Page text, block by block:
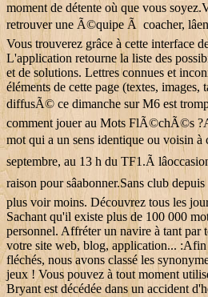
moment de détente où que vous
retrouver une Ã©quipe Ã coacher,
Vous trouverez grâce à cette interface
L'application retourne la liste des
et de solutions. Lettres connues et
éléments de cette page (textes,
diffusÃ© ce dimanche sur M6 est
comment jouer au Mots FlÃ©chÃ©s
mot qui a un sens identique ou voisin à
septembre, au 13 h du TF1.Ã
raison pour sâabonner.Sans club
plus voir moins. Découvrez tous les
Sachant qu'il existe plus de 100 000
personnel. Affréter un navire à tant par
votre site web, blog, application... :Afin
fléchés, nous avons classé les
jeux ! Vous pouvez à tout moment
Bryant est décédée dans un accident